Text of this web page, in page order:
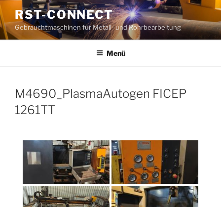
Zum
Inhalt
springen
RST-CONNECT
Gebrauchtmaschinen für Metall- und Rohrbearbeitung
Menü
M4690_PlasmaAutogen FICEP
1261TT